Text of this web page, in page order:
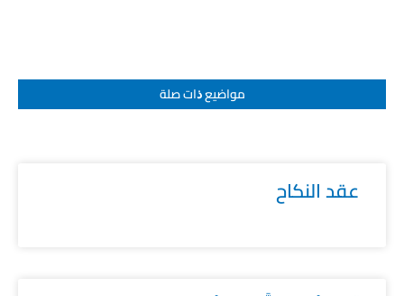
مواضيع ﺫات صلة
عقد النكاح